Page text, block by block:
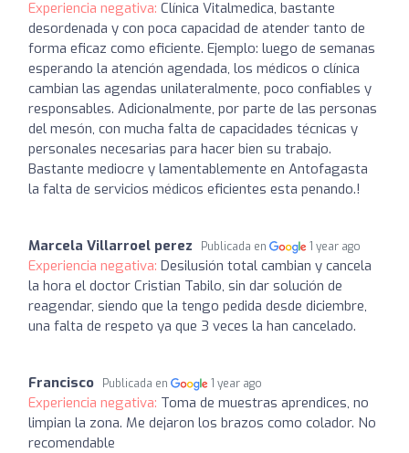
Experiencia negativa: Clínica Vitalmedica, bastante
desordenada y con poca capacidad de atender tanto de
forma eficaz como eficiente. Ejemplo: luego de semanas
esperando la atención agendada, los médicos o clínica
cambian las agendas unilateralmente, poco confiables y
responsables. Adicionalmente, por parte de las personas
del mesón, con mucha falta de capacidades técnicas y
personales necesarias para hacer bien su trabajo.
Bastante mediocre y lamentablemente en Antofagasta
la falta de servicios médicos eficientes esta penando.!
Marcela Villarroel perez Publicada en 1 year ago
Experiencia negativa: Desilusión total cambian y cancela
la hora el doctor Cristian Tabilo, sin dar solución de
reagendar, siendo que la tengo pedida desde diciembre,
una falta de respeto ya que 3 veces la han cancelado.
Francisco Publicada en 1 year ago
Experiencia negativa: Toma de muestras aprendices, no
limpian la zona. Me dejaron los brazos como colador. No
recomendable